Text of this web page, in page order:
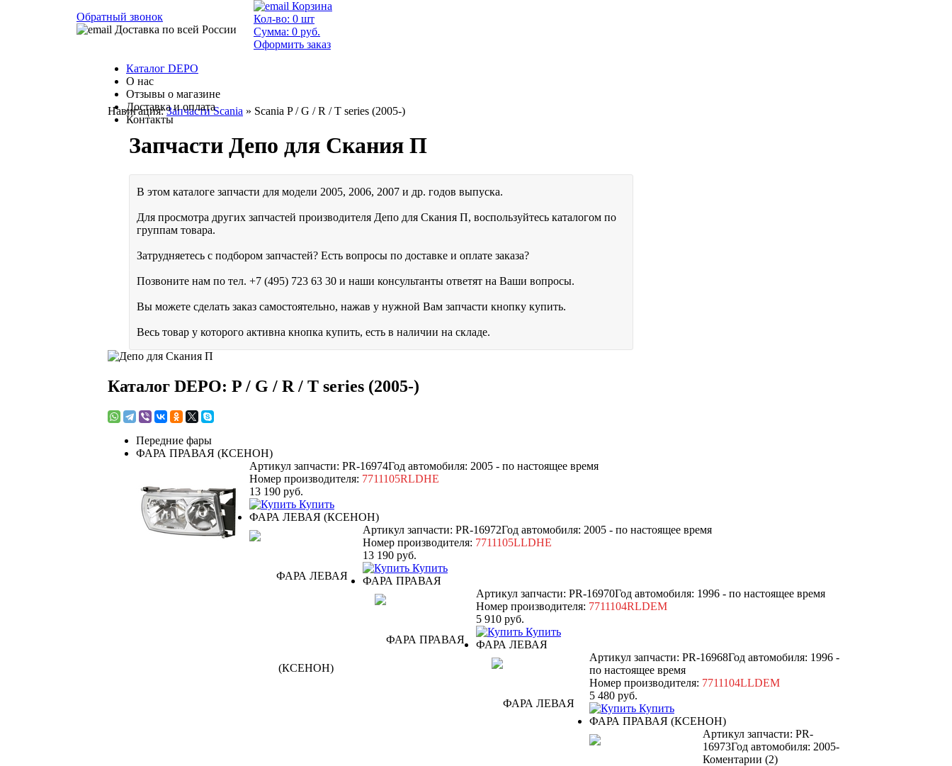
Навигация:Запчасти Scania » Scania P / G / R / T series (2005-)
Запчасти Депо для Скания П
В этом каталоге запчасти для модели 2005, 2006, 2007 и др. годов выпуска.
Для просмотра других запчастей производителя Депо для Скания П, воспользуйтесь каталогом по
группам товара.
Затрудняетесь с подбором запчастей? Есть вопросы по доставке и оплате заказа?
Позвоните нам по тел. +7 (495) 723 63 30 и наши консультанты ответят на Ваши вопросы.
Вы можете сделать заказ самостоятельно, нажав у нужной Вам запчасти кнопку купить.
Весь товар у которого активна кнопка купить, есть в наличии на складе.
Каталог DEPO: P / G / R / T series (2005-)
Передние фары
ФАРА ПРАВАЯ (КСЕНОН)
Артикул запчасти: PR-16974Год автомобиля: 2005 - по настоящее время
Номер производителя: 7711105RLDHE
13 190 руб.
Купить
ФАРА ЛЕВАЯ (КСЕНОН)
Артикул запчасти: PR-16972Год автомобиля: 2005 - по настоящее время
Номер производителя: 7711105LLDHE
13 190 руб.
Купить
ФАРА ПРАВАЯ
Артикул запчасти: PR-16970Год автомобиля: 1996 - по настоящее время
Номер производителя: 7711104RLDEM
5 910 руб.
Купить
ФАРА ЛЕВАЯ
Артикул запчасти: PR-16968Год автомобиля: 1996 -
по настоящее время
Номер производителя: 7711104LLDEM
5 480 руб.
Купить
ФАРА ПРАВАЯ (КСЕНОН)
Артикул запчасти: PR-
16973Год автомобиля: 2005-
Коментарии (2)
Обратный звонок
Доставка по всей России
Корзина
Кол-во: 0 шт
Сумма: 0 руб.
Оформить заказ
Каталог DEPO
О нас
Отзывы о магазине
Доставка и оплата
Контакты